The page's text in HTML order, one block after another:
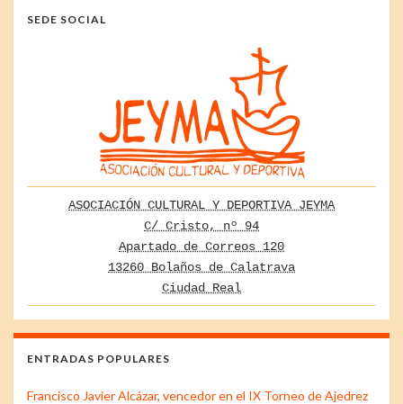
SEDE SOCIAL
ASOCIACIÓN CULTURAL Y DEPORTIVA JEYMA
C/ Cristo, nº 94
Apartado de Correos 120
13260 Bolaños de Calatrava
Ciudad Real
ENTRADAS POPULARES
Francisco Javier Alcázar, vencedor en el IX Torneo de Ajedrez